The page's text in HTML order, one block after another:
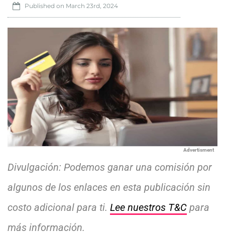
Published on March 23rd, 2024
Advertisment
Divulgación: Podemos ganar una comisión por
algunos de los enlaces en esta publicación sin
costo adicional para ti. Lee nuestros T&C para
más información.